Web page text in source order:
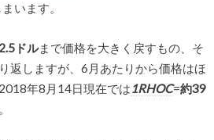
います。
ドルまで価格を大きく戻すもの、そ
返しますが、6月あたりから価格はほ
年8月14日現在では1RHOC=約39